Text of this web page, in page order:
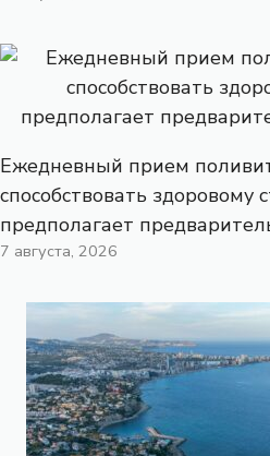
Ежедневный прием
способствовать здоровому
предполагает
7 августа, 2026